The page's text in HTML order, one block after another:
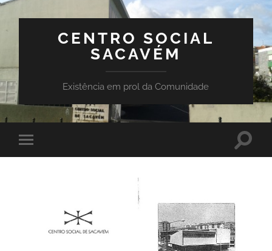
CENTRO SOCIAL
SACAVÉM
Existência em prol da Comunidade
Toggle
mobile
Toggle